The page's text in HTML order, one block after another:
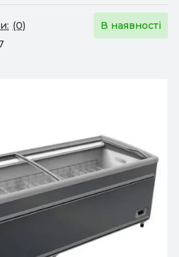
(0)
В наявності